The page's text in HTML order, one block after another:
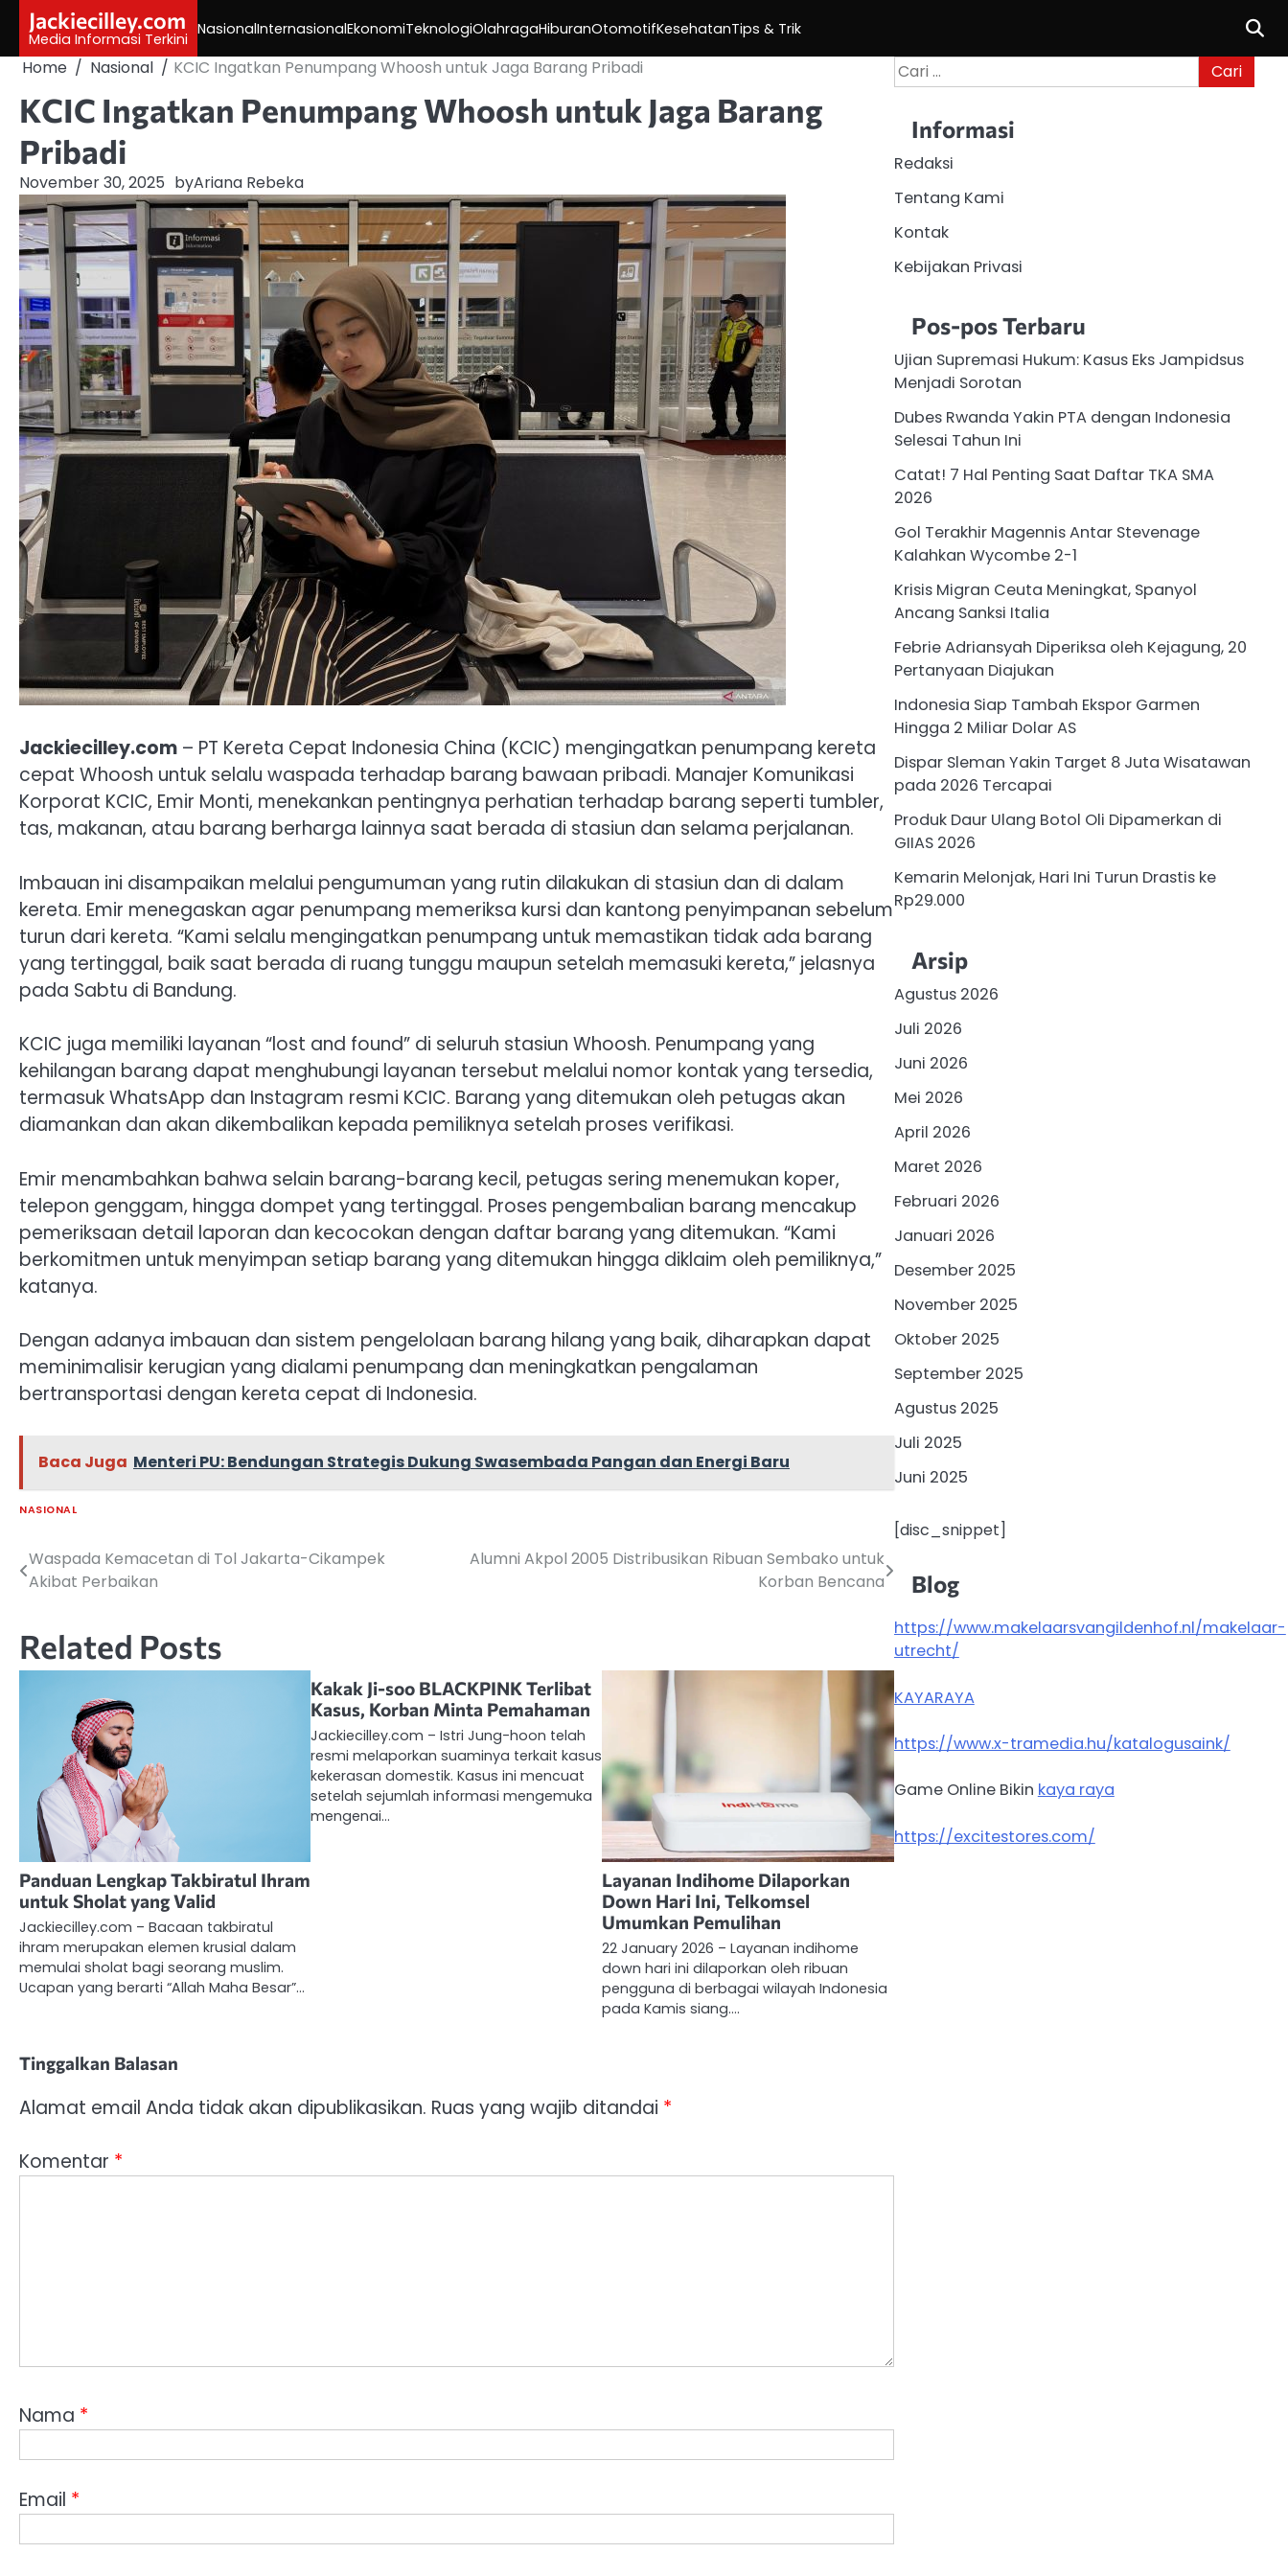
content
Jackiecilley.com
Media Informasi Terkini
NasionalInternasionalEkonomiTeknologiOlahragaHiburanOtomotifKesehatanTips & Trik
Home Nasional KCIC Ingatkan Penumpang Whoosh untuk Jaga Barang Pribadi
KCIC Ingatkan Penumpang Whoosh untuk Jaga Barang
Pribadi
November 30, 2025 byAriana Rebeka
Jackiecilley.com – PT Kereta Cepat Indonesia China (KCIC) mengingatkan penumpang kereta
cepat Whoosh untuk selalu waspada terhadap barang bawaan pribadi. Manajer Komunikasi
Korporat KCIC, Emir Monti, menekankan pentingnya perhatian terhadap barang seperti tumbler,
tas, makanan, atau barang berharga lainnya saat berada di stasiun dan selama perjalanan.
Imbauan ini disampaikan melalui pengumuman yang rutin dilakukan di stasiun dan di dalam
kereta. Emir menegaskan agar penumpang memeriksa kursi dan kantong penyimpanan sebelum
turun dari kereta. “Kami selalu mengingatkan penumpang untuk memastikan tidak ada barang
yang tertinggal, baik saat berada di ruang tunggu maupun setelah memasuki kereta,” jelasnya
pada Sabtu di Bandung.
KCIC juga memiliki layanan “lost and found” di seluruh stasiun Whoosh. Penumpang yang
kehilangan barang dapat menghubungi layanan tersebut melalui nomor kontak yang tersedia,
termasuk WhatsApp dan Instagram resmi KCIC. Barang yang ditemukan oleh petugas akan
diamankan dan akan dikembalikan kepada pemiliknya setelah proses verifikasi.
Emir menambahkan bahwa selain barang-barang kecil, petugas sering menemukan koper,
telepon genggam, hingga dompet yang tertinggal. Proses pengembalian barang mencakup
pemeriksaan detail laporan dan kecocokan dengan daftar barang yang ditemukan. “Kami
berkomitmen untuk menyimpan setiap barang yang ditemukan hingga diklaim oleh pemiliknya,”
katanya.
Dengan adanya imbauan dan sistem pengelolaan barang hilang yang baik, diharapkan dapat
meminimalisir kerugian yang dialami penumpang dan meningkatkan pengalaman
bertransportasi dengan kereta cepat di Indonesia.
Baca Juga Menteri PU: Bendungan Strategis Dukung Swasembada Pangan dan Energi Baru
NASIONAL
Navigasi
Waspada Kemacetan di Tol Jakarta-Cikampek
Akibat Perbaikan
Alumni Akpol 2005 Distribusikan Ribuan Sembako untuk
Korban Bencana
Related Posts
Panduan Lengkap Takbiratul Ihram
untuk Sholat yang Valid
Jackiecilley.com – Bacaan takbiratul
ihram merupakan elemen krusial dalam
memulai sholat bagi seorang muslim.
Ucapan yang berarti “Allah Maha Besar”…
Kakak Ji-soo BLACKPINK Terlibat
Kasus, Korban Minta Pemahaman
Jackiecilley.com – Istri Jung-hoon telah
resmi melaporkan suaminya terkait kasus
kekerasan domestik. Kasus ini mencuat
setelah sejumlah informasi mengemuka
mengenai…
Layanan Indihome Dilaporkan
Down Hari Ini, Telkomsel
Umumkan Pemulihan
22 January 2026 – Layanan indihome
down hari ini dilaporkan oleh ribuan
pengguna di berbagai wilayah Indonesia
pada Kamis siang.…
Tinggalkan Balasan
Alamat email Anda tidak akan dipublikasikan. Ruas yang wajib ditandai *
Komentar *
Nama *
Email *
Cari
untuk:
Informasi
Redaksi
Tentang Kami
Kontak
Kebijakan Privasi
Pos-pos Terbaru
Ujian Supremasi Hukum: Kasus Eks Jampidsus
Menjadi Sorotan
Dubes Rwanda Yakin PTA dengan Indonesia
Selesai Tahun Ini
Catat! 7 Hal Penting Saat Daftar TKA SMA
2026
Gol Terakhir Magennis Antar Stevenage
Kalahkan Wycombe 2-1
Krisis Migran Ceuta Meningkat, Spanyol
Ancang Sanksi Italia
Febrie Adriansyah Diperiksa oleh Kejagung, 20
Pertanyaan Diajukan
Indonesia Siap Tambah Ekspor Garmen
Hingga 2 Miliar Dolar AS
Dispar Sleman Yakin Target 8 Juta Wisatawan
pada 2026 Tercapai
Produk Daur Ulang Botol Oli Dipamerkan di
GIIAS 2026
Kemarin Melonjak, Hari Ini Turun Drastis ke
Rp29.000
Arsip
Agustus 2026
Juli 2026
Juni 2026
Mei 2026
April 2026
Maret 2026
Februari 2026
Januari 2026
Desember 2025
November 2025
Oktober 2025
September 2025
Agustus 2025
Juli 2025
Juni 2025
[disc_snippet]
Blog
https://www.makelaarsvangildenhof.nl/makelaar-
utrecht/
KAYARAYA
https://www.x-tramedia.hu/katalogusaink/
Game Online Bikin kaya raya
https://excitestores.com/